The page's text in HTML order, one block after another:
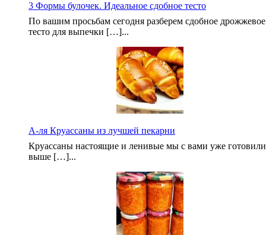
3 Формы булочек. Идеальное сдобное тесто
По вашим просьбам сегодня разберем сдобное дрожжевое
тесто для выпечки […]...
А-ля Круассаны из лучшей пекарни
Круассаны настоящие и ленивые мы с вами уже
выше […]...